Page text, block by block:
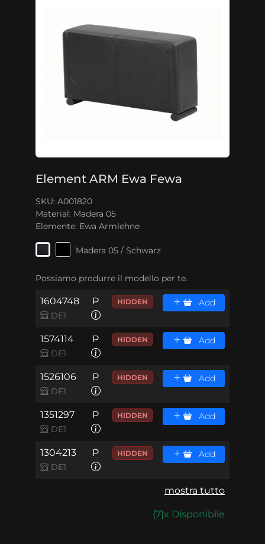
Element ARM Ewa Fewa
SKU: A001820
Material: Madera 05
Elemente: Ewa Armlehne
Madera 05 / Schwarz
Possiamo produrre il modello per te.
1604748
DE1
P HIDDEN Add
1574114
DE1
P HIDDEN Add
1526106
DE1
P HIDDEN Add
1351297
DE1
P HIDDEN Add
1304213
DE1
P HIDDEN Add
mostra tutto
{7}x Disponibile